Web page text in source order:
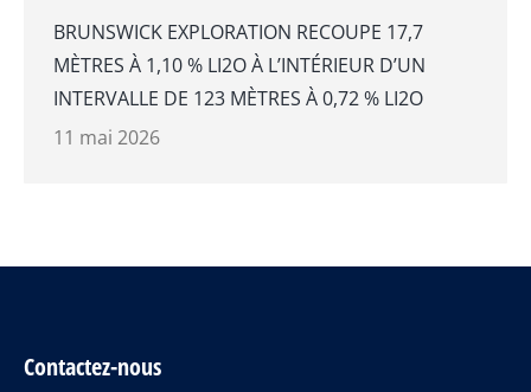
BRUNSWICK EXPLORATION RECOUPE 17,7
MÈTRES À 1,10 % LI2O À L’INTÉRIEUR D’UN
INTERVALLE DE 123 MÈTRES À 0,72 % LI2O
11 mai 2026
Contactez-nous